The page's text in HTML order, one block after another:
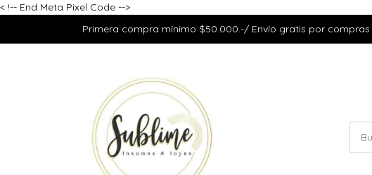
< !-- End Meta Pixel Code -->
Primera compra mínimo $50.000.-/ Envío gratis por